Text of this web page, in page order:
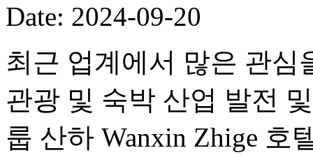
Date: 2024-09-20
최근 업계에서 많은 관심
관광 및 숙박 산업 발전
룹 산하 Wanxin Zhige 호